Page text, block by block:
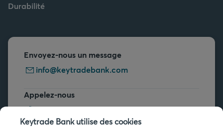
Durabilité
Envoyez-nous un message
info@keytradebank.com
Appelez-nous
+32 2 679 90 00
Keytrade Bank utilise des cookies